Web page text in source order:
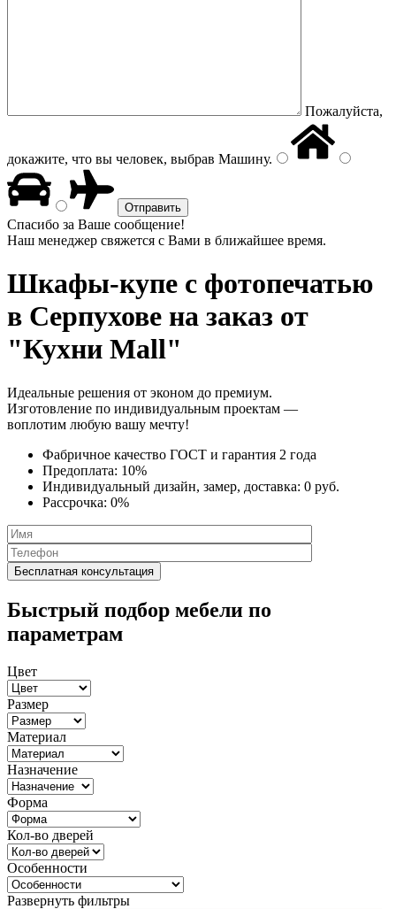
Пожалуйста,
докажите, что вы человек, выбрав Машину.
Спасибо за Ваше сообщение!
Наш менеджер свяжется с Вами в ближайшее время.
Шкафы-купе с фотопечатью
в Серпухове на заказ от
"Кухни Mall"
Идеальные решения от эконом до премиум.
Изготовление по индивидуальным проектам —
воплотим любую вашу мечту!
Фабричное качество ГОСТ и гарантия 2 года
Предоплата: 10%
Индивидуальный дизайн, замер, доставка: 0 руб.
Рассрочка: 0%
Быстрый подбор мебели по
параметрам
Цвет
Размер
Материал
Назначение
Форма
Кол-во дверей
Особенности
Развернуть фильтры